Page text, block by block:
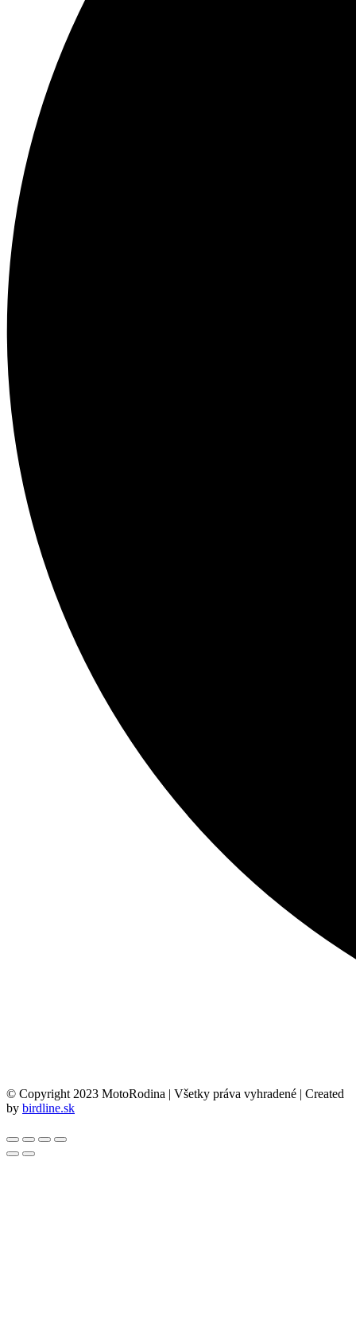
© Copyright 2023 MotoRodina | Všetky práva vyhradené | Created
by birdline.sk